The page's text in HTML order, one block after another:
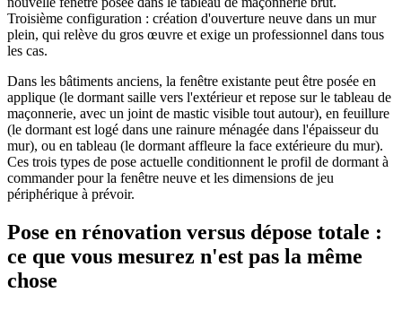
Troisième configuration : création d'ouverture neuve dans un mur
plein, qui relève du gros œuvre et exige un professionnel dans tous
les cas.
Dans les bâtiments anciens, la fenêtre existante peut être posée en
applique (le dormant saille vers l'extérieur et repose sur le tableau de
maçonnerie, avec un joint de mastic visible tout autour), en feuillure
(le dormant est logé dans une rainure ménagée dans l'épaisseur du
mur), ou en tableau (le dormant affleure la face extérieure du mur).
Ces trois types de pose actuelle conditionnent le profil de dormant à
commander pour la fenêtre neuve et les dimensions de jeu
périphérique à prévoir.
Pose en rénovation versus dépose totale :
ce que vous mesurez n'est pas la même
chose